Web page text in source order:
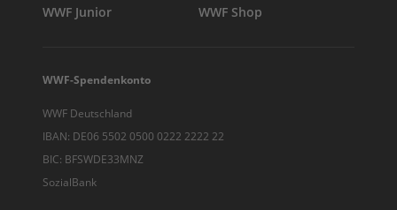
WWF Junior WWF Shop
WWF-Spendenkonto
WWF Deutschland
IBAN: DE06 5502 0500 0222 2222 22
BIC: BFSWDE33MNZ
SozialBank